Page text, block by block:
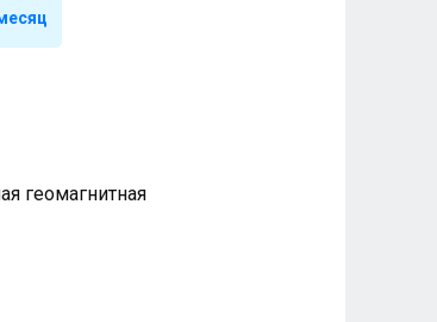
геомагнитная